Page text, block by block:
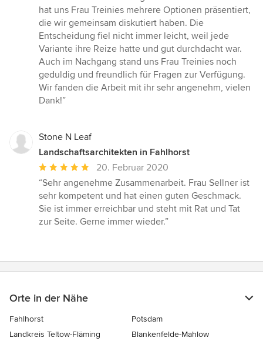
hat uns Frau Treinies mehrere Optionen präsentiert,
die wir gemeinsam diskutiert haben. Die
Entscheidung fiel nicht immer leicht, weil jede
Variante ihre Reize hatte und gut durchdacht war.
Auch im Nachgang stand uns Frau Treinies noch
geduldig und freundlich für Fragen zur Verfügung.
Wir fanden die Arbeit mit ihr sehr angenehm, vielen
Dank!”
Stone N Leaf
Landschaftsarchitekten in Fahlhorst
Durchschnittliche
Bewertung:
5
von
5
20. Februar 2020
“Sehr angenehme Zusammenarbeit. Frau Sellner ist
sehr kompetent und hat einen guten Geschmack.
Sie ist immer erreichbar und steht mit Rat und Tat
zur Seite. Gerne immer wieder.”
Orte in der Nähe
Fahlhorst
Potsdam
Landkreis Teltow-Fläming
Blankenfelde-Mahlow